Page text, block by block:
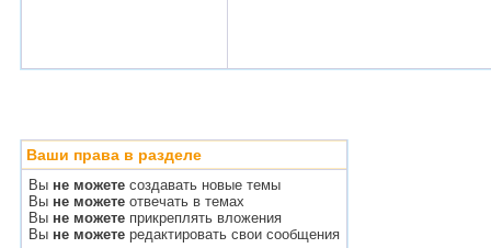
Ваши права в разделе
Вы не можете создавать новые темы
Вы не можете отвечать в темах
Вы не можете прикреплять вложения
Вы не можете редактировать свои сообщения